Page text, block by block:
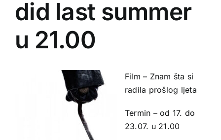
did last summer
u 21.00
Film – Znam šta si
radila prošlog ljeta
Termin – od 17. do
23.07. u 21.00